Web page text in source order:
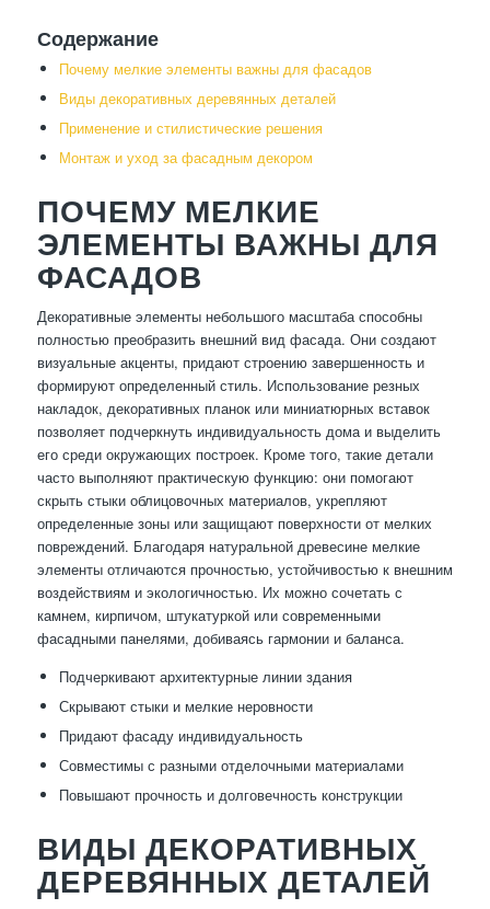
Содержание
Почему мелкие элементы важны для фасадов
Виды декоративных деревянных деталей
Применение и стилистические решения
Монтаж и уход за фасадным декором
ПОЧЕМУ МЕЛКИЕ
ЭЛЕМЕНТЫ ВАЖНЫ ДЛЯ
ФАСАДОВ
Декоративные элементы небольшого масштаба способны
полностью преобразить внешний вид фасада. Они создают
визуальные акценты, придают строению завершенность и
формируют определенный стиль. Использование резных
накладок, декоративных планок или миниатюрных вставок
позволяет подчеркнуть индивидуальность дома и выделить
его среди окружающих построек. Кроме того, такие детали
часто выполняют практическую функцию: они помогают
скрыть стыки облицовочных материалов, укрепляют
определенные зоны или защищают поверхности от мелких
повреждений. Благодаря натуральной древесине мелкие
элементы отличаются прочностью, устойчивостью к внешним
воздействиям и экологичностью. Их можно сочетать с
камнем, кирпичом, штукатуркой или современными
фасадными панелями, добиваясь гармонии и баланса.
Подчеркивают архитектурные линии здания
Скрывают стыки и мелкие неровности
Придают фасаду индивидуальность
Совместимы с разными отделочными материалами
Повышают прочность и долговечность конструкции
ВИДЫ ДЕКОРАТИВНЫХ
ДЕРЕВЯННЫХ ДЕТАЛЕЙ